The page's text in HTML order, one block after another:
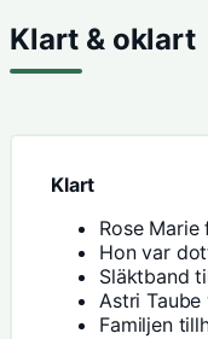
Klart & oklart
Klart
Rose
Hon var
Släktband
Astri
Familjen